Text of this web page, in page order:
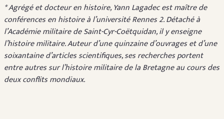
* Agrégé et docteur en histoire, Yann Lagadec est maître de
conférences en histoire à l’université Rennes 2. Détaché à
l’Académie militaire de Saint-Cyr-Coëtquidan, il y enseigne
l’histoire militaire. Auteur d’une quinzaine d’ouvrages et d’une
soixantaine d’articles scientifiques, ses recherches portent
entre autres sur l’histoire militaire de la Bretagne au cours des
deux conflits mondiaux.